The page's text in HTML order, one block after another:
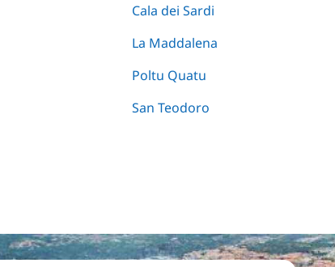
Cala dei Sardi
La Maddalena
Poltu Quatu
San Teodoro